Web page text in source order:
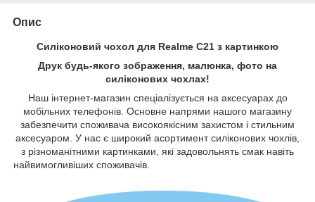
Опис
Силіконовий чохол для Realme C21 з картинкою
Друк будь-якого зображення, малюнка, фото на
силіконових чохлах!
Наш інтернет-магазин спеціалізується на аксесуарах до
мобільних телефонів. Основне напрями нашого магазину
забезпечити споживача високоякісним захистом і стильним
аксесуаром. У нас є широкий асортимент силіконових чохлів,
з різноманітними картинками, які задовольнять смак навіть
найвимогливіших споживачів.